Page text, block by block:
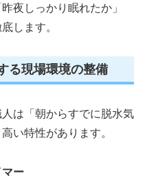
夜しっかり眠れたか」
します。
る現場環境の整備
は「朝からすでに脱水気
い特性があります。
マー